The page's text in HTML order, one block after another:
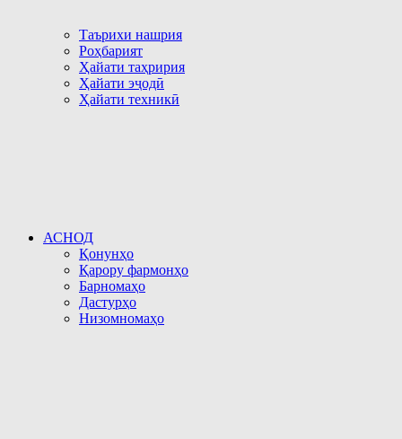
Таърихи нашрия
Роҳбарият
Ҳайати таҳририя
Ҳайати эҷодӣ
Ҳайати техникӣ
АСНОД
Қонунҳо
Қарору фармонҳо
Барномаҳо
Дастурҳо
Низомномаҳо